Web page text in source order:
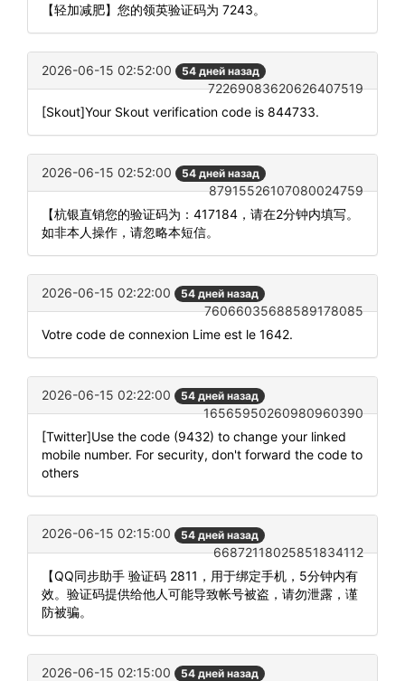
【轻加减肥】您的领英验证码为 7243。
2026-06-15 02:52:00 54 дней назад
72269083620626407519
[Skout]Your Skout verification code is 844733.
2026-06-15 02:52:00 54 дней назад
87915526107080024759
【杭银直销您的验证码为：417184，请在2分钟内填写。
如非本人操作，请忽略本短信。
2026-06-15 02:22:00 54 дней назад
76066035688589178085
Votre code de connexion Lime est le 1642.
2026-06-15 02:22:00 54 дней назад
16565950260980960390
[Twitter]Use the code (9432) to change your linked
mobile number. For security, don't forward the code to
others
2026-06-15 02:15:00 54 дней назад
66872118025851834112
【QQ同步助手 验证码 2811，用于绑定手机，5分钟内有
效。验证码提供给他人可能导致帐号被盗，请勿泄露，谨
防被骗。
2026-06-15 02:15:00 54 дней назад